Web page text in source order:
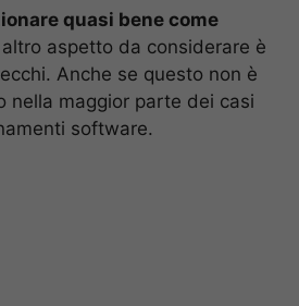
quasi bene come
aspetto da considerare è
Anche se questo non è
nella maggior parte dei casi
software.